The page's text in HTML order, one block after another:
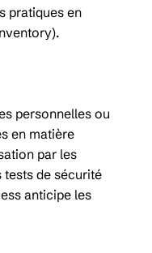
pratiques en
personnelles ou
en matière
par les
tests de sécurité
anticipe les